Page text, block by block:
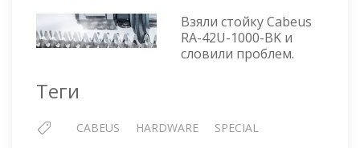
CABEUS
НЕ
СТАВЯТСЯ
Взяли стойку Cabeus
RA-42U-1000-BK и
словили проблем.
Теги
CABEUS HARDWARE SPECIAL